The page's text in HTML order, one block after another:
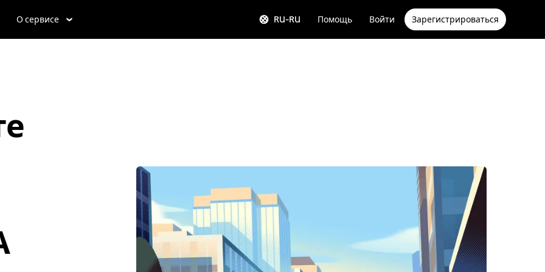
О сервисе RU-RU Помощь Войти Зарегистрироваться